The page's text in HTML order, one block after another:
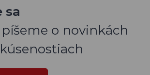
sa
o novinkách